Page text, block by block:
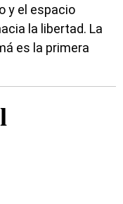
y el espacio
la libertad. La
es la primera